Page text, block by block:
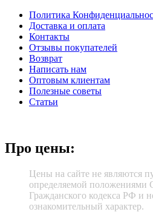
Политика
Доставка и оплата
Контакты
Отзывы покупателей
Возврат
Написать нам
Оптовым клиентам
Полезные советы
Статьи
Про цены:
Цены на сайте не являются
определяемой положениями
Гражданского кодекса РФ и
ознакомительный характер.